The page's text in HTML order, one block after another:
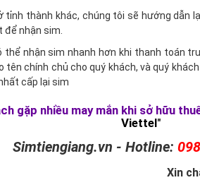
tỉnh thành khác, chúng tôi sẽ hướng dẫn
để nhận sim.
thể nhận sim nhanh hơn khi thanh toán
tên chính chủ cho quý khách, và quý
cấp lại sim
gặp nhiều may mắn khi sở hữu
Viettel"
Simtiengiang.vn - Hotline:
Xin